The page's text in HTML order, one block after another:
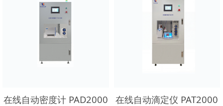
在线自动密度计 PAD2000 在线自动滴定仪 PAT2000